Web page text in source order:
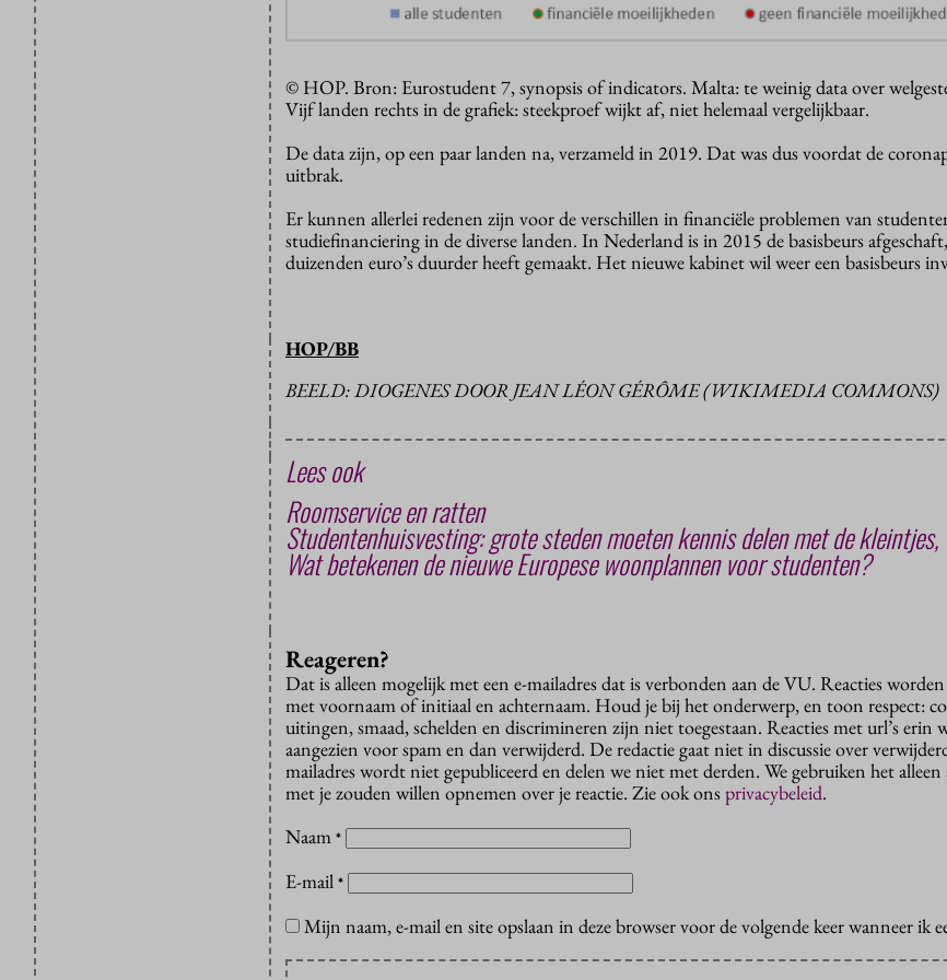
© HOP. Bron: Eurostudent 7, synopsis of indicators. Malta: te weinig data over
Vijf landen rechts in de grafiek: steekproef wijkt af, niet helemaal vergelijkbaar.
De data zijn, op een paar landen na, verzameld in 2019. Dat was dus voordat de
uitbrak.
Er kunnen allerlei redenen zijn voor de verschillen in financiële problemen van
studiefinanciering in de diverse landen. In Nederland is in 2015 de basisbeurs
duizenden euro’s duurder heeft gemaakt. Het nieuwe kabinet wil weer een basisbeurs
HOP/BB
BEELD: DIOGENES DOOR JEAN LÉON GÉRÔME (WIKIMEDIA COMMONS)
Lees ook
Roomservice en ratten
Studentenhuisvesting: grote steden moeten kennis delen met de
Wat betekenen de nieuwe Europese woonplannen voor studenten?
Reageren?
Dat is alleen mogelijk met een e-mailadres dat is verbonden aan de VU. Reacties
met voornaam of initiaal en achternaam. Houd je bij het onderwerp, en toon respect:
uitingen, smaad, schelden en discrimineren zijn niet toegestaan. Reacties met url’s erin
aangezien voor spam en dan verwijderd. De redactie gaat niet in discussie over
mailadres wordt niet gepubliceerd en delen we niet met derden. We gebruiken het
met je zouden willen opnemen over je reactie. Zie ook onsprivacybeleid.
Naam *
E-mail *
Mijn naam, e-mail en site opslaan in deze browser voor de volgende keer wanneer ik